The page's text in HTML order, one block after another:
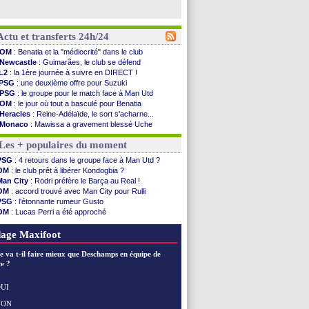
et transferts 24h/24
OM : Benatia et la "médiocrité" dans le club
Newcastle : Guimarães, le club se défend
: la 1ère journée à suivre en DIRECT !
: une deuxième offre pour Suzuki
PSG : le groupe pour le match face à Man Utd
OM : le jour où tout a basculé pour Benatia
Heracles : Reine-Adélaïde, le sort s'acharne...
Monaco : Mawissa a gravement blessé Uche
OM: accord avec la Real Sociedad pour Aguerd
Barça: Araujo va partir en prêt à Liverpool
OM: Côme pousse pour Gouiri
Man Utd: le groupe pour défier le PSG
: Caen premier leader
: Højbjerg, son agent maintient le suspense
: Gouiri évoque son avenir
: le transfert d'Asllani tombe à l'eau
: 1ère utilisation du Football Video Support
: Al-Ahli veut Pape Gueye
: un nouveau prétendant pour Højbjerg
+ populaires du moment
: 4 retours dans le groupe face à Man Utd ?
: le club prêt à libérer Kondogbia ?
City : Rodri préfère le Barça au Real !
: accord trouvé avec Man City pour Rulli
: l'étonnante rumeur Gusto
: Lucas Perri a été approché
: Owori battu à mort à Kampala
Maxifoot
va t-il faire mieux que Deschamps en équipe de
?